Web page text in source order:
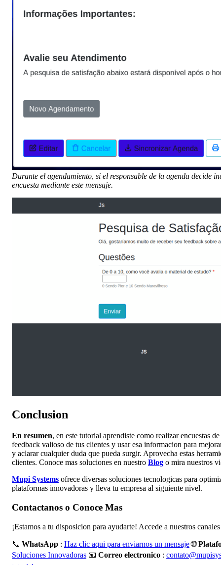
Durante el agendamiento, si el responsable de la agenda decide
encuesta mediante este mensaje.
Conclusion
En resumen, en este tutorial aprendiste como realizar encuestas
feedback valioso de tus clientes y usar esa informacion para
y aclarar cualquier duda que pueda surgir. Aprovecha estas
clientes. Conoce mas soluciones en nuestro Blog o mira nuestros
Mupi Systems ofrece diversas soluciones tecnologicas para
plataformas innovadoras y lleva tu empresa al siguiente nivel.
Contactanos o Conoce Mas
¡Estamos a tu disposicion para ayudarte! Accede a nuestros
📞 WhatsApp : Haz clic aqui para enviarnos un mensaje🌐
Soluciones Innovadoras 📧 Correo electronico :